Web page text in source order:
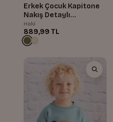
Erkek Çocuk Kapitone
Nakış Detaylı
Sweatshirt
Haki
889,99 TL